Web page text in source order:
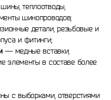
теплоотводы,
шинопроводов;
детали, резьбовые и
и фитинги;
— медные вставки,
элементы в составе более
с выборками, отверстиями